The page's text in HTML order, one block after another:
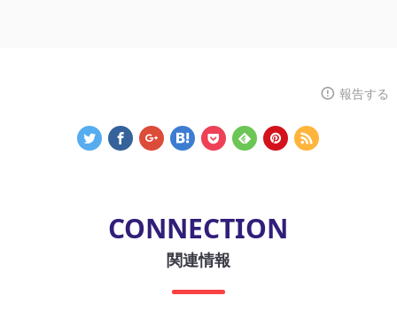
報告する
CONNECTION
関連情報